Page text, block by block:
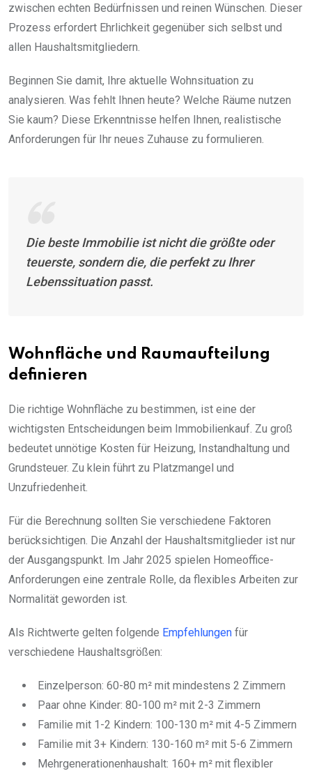
zwischen echten Bedürfnissen und reinen Wünschen. Dieser
Prozess erfordert Ehrlichkeit gegenüber sich selbst und
allen Haushaltsmitgliedern.
Beginnen Sie damit, Ihre aktuelle Wohnsituation zu
analysieren. Was fehlt Ihnen heute? Welche Räume nutzen
Sie kaum? Diese Erkenntnisse helfen Ihnen, realistische
Anforderungen für Ihr neues Zuhause zu formulieren.
Die beste Immobilie ist nicht die größte oder
teuerste, sondern die, die perfekt zu Ihrer
Lebenssituation passt.
Wohnfläche und Raumaufteilung
definieren
Die richtige Wohnfläche zu bestimmen, ist eine der
wichtigsten Entscheidungen beim Immobilienkauf. Zu groß
bedeutet unnötige Kosten für Heizung, Instandhaltung und
Grundsteuer. Zu klein führt zu Platzmangel und
Unzufriedenheit.
Für die Berechnung sollten Sie verschiedene Faktoren
berücksichtigen. Die Anzahl der Haushaltsmitglieder ist nur
der Ausgangspunkt. Im Jahr 2025 spielen Homeoffice-
Anforderungen eine zentrale Rolle, da flexibles Arbeiten zur
Normalität geworden ist.
Als Richtwerte gelten folgende Empfehlungen für
verschiedene Haushaltsgrößen:
Einzelperson: 60-80 m² mit mindestens 2 Zimmern
Paar ohne Kinder: 80-100 m² mit 2-3 Zimmern
Familie mit 1-2 Kindern: 100-130 m² mit 4-5 Zimmern
Familie mit 3+ Kindern: 130-160 m² mit 5-6 Zimmern
Mehrgenerationenhaushalt: 160+ m² mit flexibler